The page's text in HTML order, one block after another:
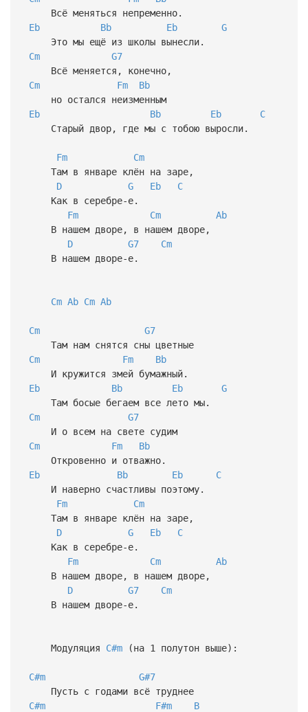
Всё меняться непременно.
Eb
Bb Eb
G
Это мы ещё из школы вынесли.
Cm
G7
Всё меняется, конечно,
Cm
Fm
Bb
но остался неизменным
Eb
Bb Eb
C
Старый двор, где мы с тобою выросли.
Fm
Cm
Там в январе клён на заре,
D
G Eb
C
Как в серебре-е.
Fm
Cm
Ab
В нашем дворе, в нашем дворе,
D
G7
Cm
В нашем дворе-е.
Cm Ab Cm Ab
Cm
G7
Там нам снятся сны цветные
Cm
Fm
Bb
И кружится змей бумажный.
Eb
Bb Eb
G
Там босые бегаем все лето мы.
Cm
G7
И о всем на свете судим
Cm
Fm
Bb
Откровенно и отважно.
Eb
Bb Eb
C
И наверно счастливы поэтому.
Fm
Cm
Там в январе клён на заре,
D
G Eb
C
Как в серебре-е.
Fm
Cm
Ab
В нашем дворе, в нашем дворе,
D
G7
Cm
В нашем дворе-е.
Модуляция C#m(на 1 полутон выше):
C#m
G#7
Пусть с годами всё труднее
C#m
F#m
B